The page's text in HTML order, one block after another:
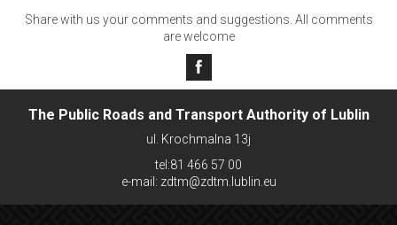
Share with us your comments and suggestions. All comments
are welcome
The Public Roads and Transport Authority of Lublin
ul. Krochmalna 13j
tel:81 466 57 00
e-mail: zdtm@zdtm.lublin.eu